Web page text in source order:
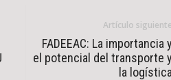
Artículo
FADEEAC: La importancia
el potencial del transporte
la